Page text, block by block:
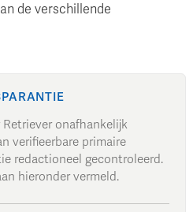
de verschillende
onafhankelijk
verifieerbare primaire
redactioneel gecontroleerd.
hieronder vermeld.